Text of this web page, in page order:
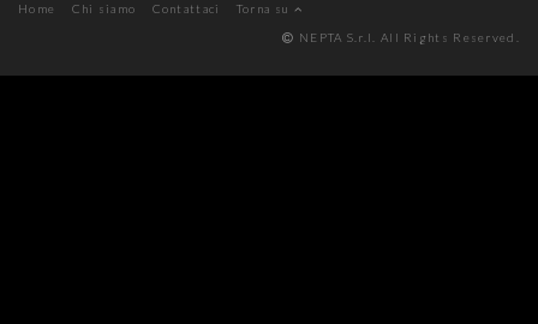
Home Chi siamo Contattaci
Torna su
NEPTA S.r.l. All Rights Reserved.